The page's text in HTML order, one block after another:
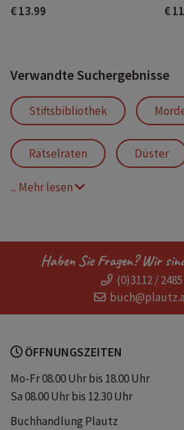
€ 13.99 €
Verwandte Suchergebnisse
Stiftsbibliothek
Rätselraten Düster
Abtei Melk
Mostviertel
Giftmord
... Mehr lesen
Haben Sie Fragen? Wir
(0)3112 / 2485
ÖFFNUNGSZEITEN
Mo-Fr 08.00 Uhr bis 18.00 Uhr
Sa 08.00 Uhr bis 12.30 Uhr
Buchhandlung Plautz